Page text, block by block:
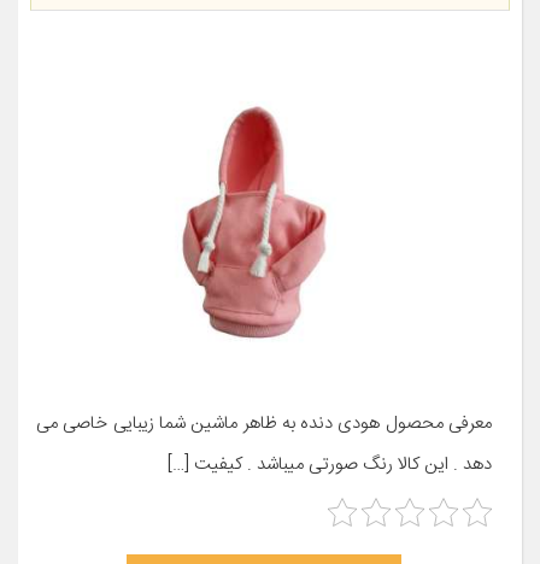
معرفی محصول هودی دنده به ظاهر ماشین شما زیبایی خاصی می
دهد . این کالا رنگ صورتی میباشد . کیفیت […]